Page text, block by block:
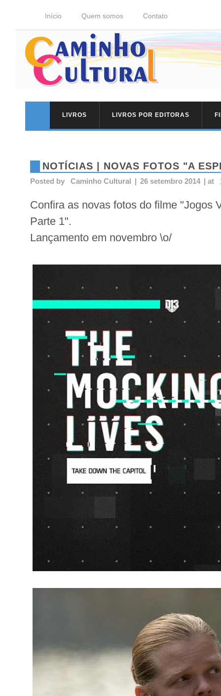
Início Quem somos Contato
LIVROS LIVROS POR EDITORAS
NOTÍCIAS | NOVAS FOTOS "A
Posted by Caminho Cultural | 26 setembro 2014 | at
Confira as novas fotos do filme "Jogos
Parte 1".
Lançamento em novembro \o/